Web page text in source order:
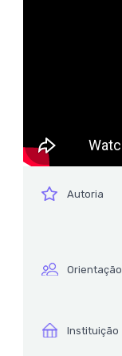
íconeAutoria
íconeOrientação
íconeInstituição